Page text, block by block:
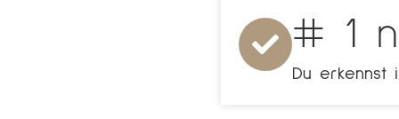
# 1
Du erkennst